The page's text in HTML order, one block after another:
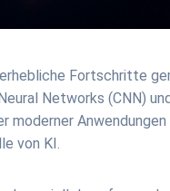
Fortschritte
Networks (CNN)
moderner
von KI.